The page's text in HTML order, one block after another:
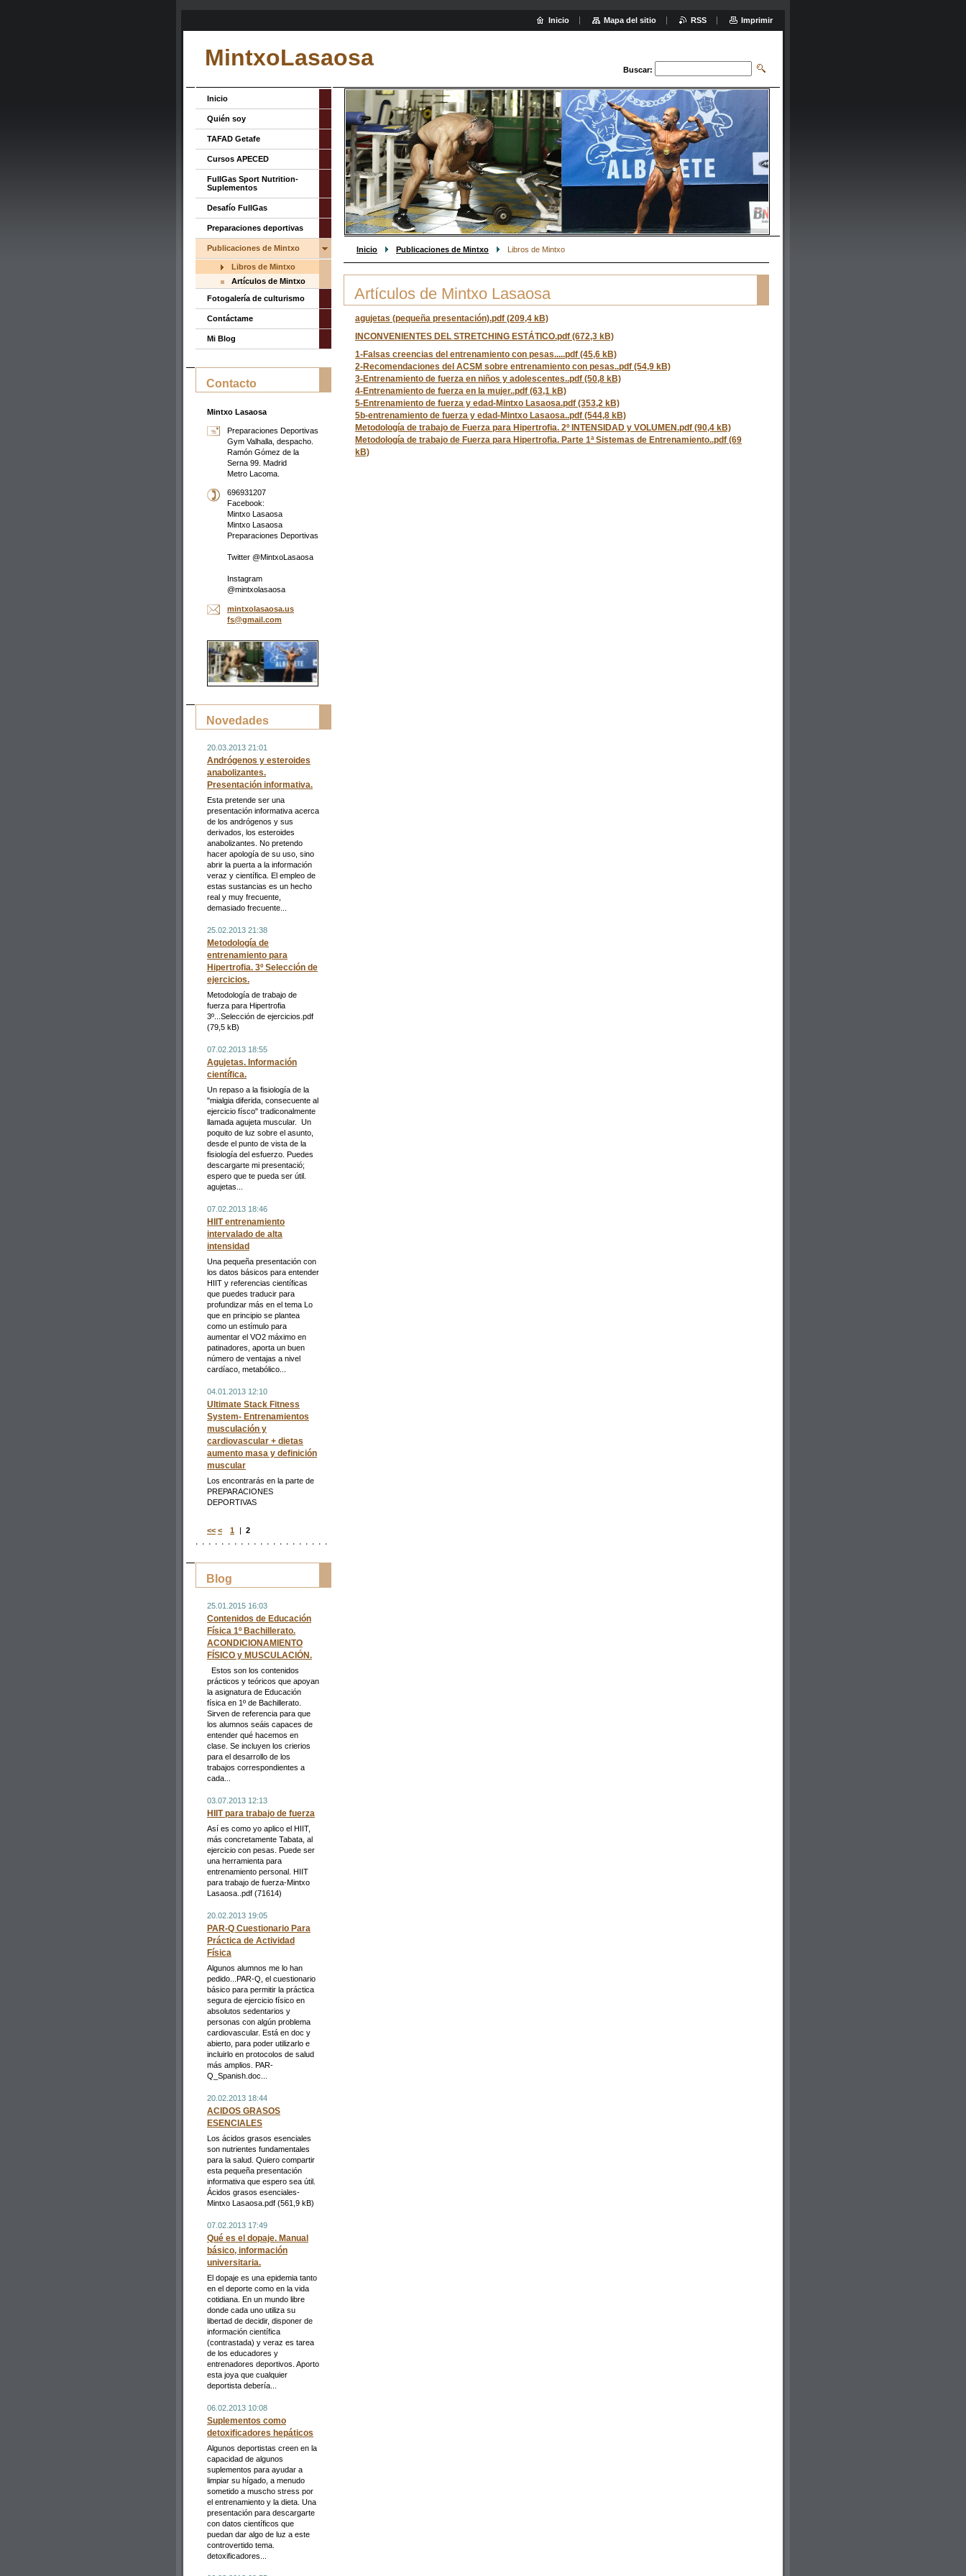
MintxoLasaosa Buscar:
Inicio Publicaciones de Mintxo Libros de Mintxo
Artículos de Mintxo Lasaosa
agujetas (pequeña presentación).pdf (209,4 kB)
INCONVENIENTES DEL STRETCHING ESTÁTICO.pdf (672,3 kB)
1-Falsas creencias del entrenamiento con pesas.....pdf (45,6 kB)
2-Recomendaciones del ACSM sobre entrenamiento con pesas..pdf (54,9 kB)
3-Entrenamiento de fuerza en niños y adolescentes..pdf (50,8 kB)
4-Entrenamiento de fuerza en la mujer..pdf (63,1 kB)
5-Entrenamiento de fuerza y edad-Mintxo Lasaosa.pdf (353,2 kB)
5b-entrenamiento de fuerza y edad-Mintxo Lasaosa..pdf (544,8 kB)
Metodología de trabajo de Fuerza para Hipertrofia. 2º INTENSIDAD y VOLUMEN.pdf (90,4 kB)
Metodología de trabajo de Fuerza para Hipertrofia. Parte 1ª Sistemas de Entrenamiento..pdf (69
kB)
Inicio
Quién soy
TAFAD Getafe
Cursos APECED
FullGas Sport Nutrition-
Suplementos
Desafío FullGas
Preparaciones deportivas
Publicaciones de Mintxo
Libros de Mintxo
Artículos de Mintxo
Fotogalería de culturismo
Contáctame
Mi Blog
Contacto
Mintxo Lasaosa
Preparaciones Deportivas
Gym Valhalla, despacho.
Ramón Gómez de la
Serna 99. Madrid
Metro Lacoma.
696931207
Facebook:
Mintxo Lasaosa
Mintxo Lasaosa
Preparaciones Deportivas
Twitter @MintxoLasaosa
Instagram
@mintxolasaosa
mintxolasaosa.us
fs@gmail.com
Novedades
20.03.2013 21:01
Andrógenos y esteroides
anabolizantes.
Presentación informativa.
Esta pretende ser una
presentación informativa acerca
de los andrógenos y sus
derivados, los esteroides
anabolizantes. No pretendo
hacer apología de su uso, sino
abrir la puerta a la información
veraz y científica. El empleo de
estas sustancias es un hecho
real y muy frecuente,
demasiado frecuente...
25.02.2013 21:38
Metodología de
entrenamiento para
Hipertrofia. 3º Selección de
ejercicios.
Metodología de trabajo de
fuerza para Hipertrofia
3º...Selección de ejercicios.pdf
(79,5 kB)
07.02.2013 18:55
Agujetas. Información
científica.
Un repaso a la fisiología de la
"mialgia diferida, consecuente al
ejercicio físco" tradiconalmente
llamada agujeta muscular. Un
poquito de luz sobre el asunto,
desde el punto de vista de la
fisiología del esfuerzo. Puedes
descargarte mi presentació;
espero que te pueda ser útil.
agujetas...
07.02.2013 18:46
HIIT entrenamiento
intervalado de alta
intensidad
Una pequeña presentación con
los datos básicos para entender
HIIT y referencias científicas
que puedes traducir para
profundizar más en el tema Lo
que en principio se plantea
como un estímulo para
aumentar el VO2 máximo en
patinadores, aporta un buen
número de ventajas a nivel
cardíaco, metabólico...
04.01.2013 12:10
Ultimate Stack Fitness
System- Entrenamientos
musculación y
cardiovascular + dietas
aumento masa y definición
muscular
Los encontrarás en la parte de
PREPARACIONES
DEPORTIVAS
<< < 1 | 2
Blog
25.01.2015 16:03
Contenidos de Educación
Física 1º Bachillerato.
ACONDICIONAMIENTO
FÍSICO y MUSCULACIÓN.
Estos son los contenidos
prácticos y teóricos que apoyan
la asignatura de Educación
física en 1º de Bachillerato.
Sirven de referencia para que
los alumnos seáis capaces de
entender qué hacemos en
clase. Se incluyen los crierios
para el desarrollo de los
trabajos correspondientes a
cada...
03.07.2013 12:13
HIIT para trabajo de fuerza
Así es como yo aplico el HIIT,
más concretamente Tabata, al
ejercicio con pesas. Puede ser
una herramienta para
entrenamiento personal. HIIT
para trabajo de fuerza-Mintxo
Lasaosa..pdf (71614)
20.02.2013 19:05
PAR-Q Cuestionario Para
Práctica de Actividad
Física
Algunos alumnos me lo han
pedido...PAR-Q, el cuestionario
básico para permitir la práctica
segura de ejercicio físico en
absolutos sedentarios y
personas con algún problema
cardiovascular. Está en doc y
abierto, para poder utilizarlo e
incluirlo en protocolos de salud
más amplios. PAR-
Q_Spanish.doc...
20.02.2013 18:44
ACIDOS GRASOS
ESENCIALES
Los ácidos grasos esenciales
son nutrientes fundamentales
para la salud. Quiero compartir
esta pequeña presentación
informativa que espero sea útil.
Ácidos grasos esenciales-
Mintxo Lasaosa.pdf (561,9 kB)
07.02.2013 17:49
Qué es el dopaje. Manual
básico, información
universitaria.
El dopaje es una epidemia tanto
en el deporte como en la vida
cotidiana. En un mundo libre
donde cada uno utiliza su
libertad de decidir, disponer de
información científica
(contrastada) y veraz es tarea
de los educadores y
entrenadores deportivos. Aporto
esta joya que cualquier
deportista debería...
06.02.2013 10:08
Suplementos como
detoxificadores hepáticos
Algunos deportistas creen en la
capacidad de algunos
suplementos para ayudar a
limpiar su hígado, a menudo
sometido a muscho stress por
el entrenamiento y la dieta. Una
presentación para descargarte
con datos científicos que
puedan dar algo de luz a este
controvertido tema.
detoxificadores...
Inicio Mapa del sitio RSS Imprimir